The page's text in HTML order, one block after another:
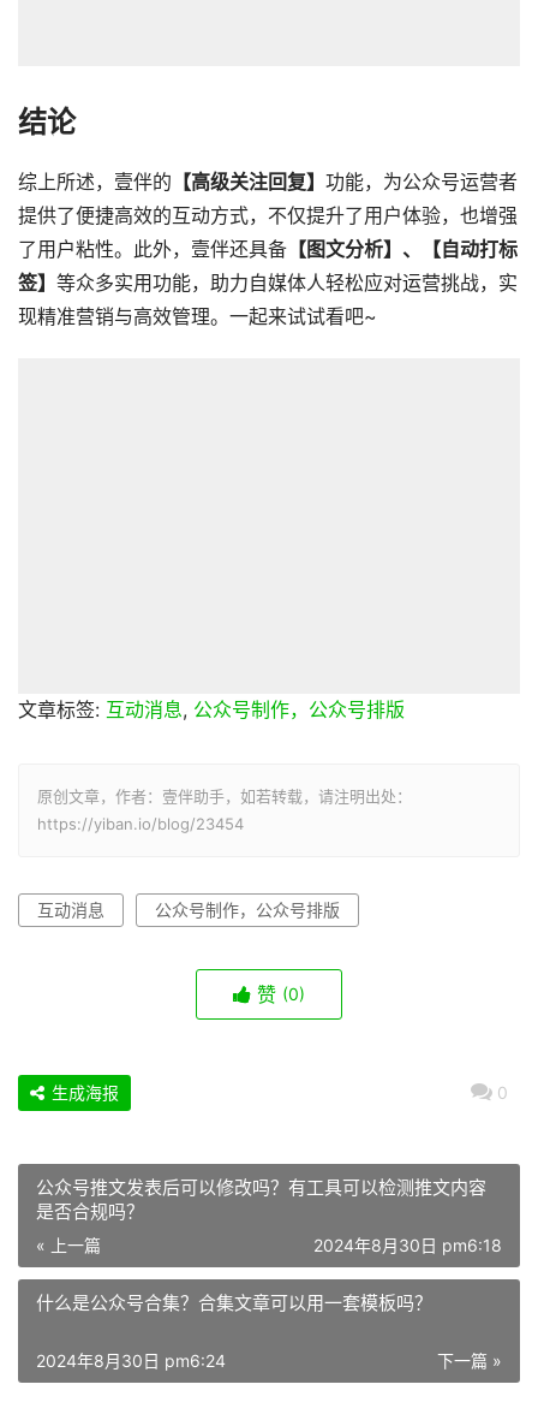
结论
综上所述，壹伴的 【高级关注回复】 功能，为公众号运营者
提供了便捷高效的互动方式，不仅提升了用户体验，也增强
了用户粘性。此外，壹伴还具备 【图文分析】、【自动打标
签】 等众多实用功能，助力自媒体人轻松应对运营挑战，实
现精准营销与高效管理。一起来试试看吧~
文章标签: 互动消息, 公众号制作，公众号排版
原创文章，作者：壹伴助手，如若转载，请注明出处：
https://yiban.io/blog/23454
互动消息 公众号制作，公众号排版
赞 (0)
0
生成海报
公众号推文发表后可以修改吗？有工具可以检测推文内容
是否合规吗？
« 上一篇 2024年8月30日 pm6:18
什么是公众号合集？合集文章可以用一套模板吗？
下一篇 »
2024年8月30日 pm6:24